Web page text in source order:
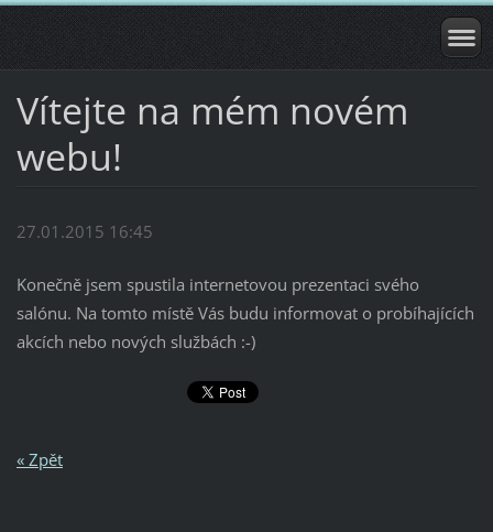
Vítejte na mém novém
webu!
27.01.2015 16:45
Konečně jsem spustila internetovou prezentaci svého
salónu. Na tomto místě Vás budu informovat o probíhajících
akcích nebo nových službách :-)
« Zpět